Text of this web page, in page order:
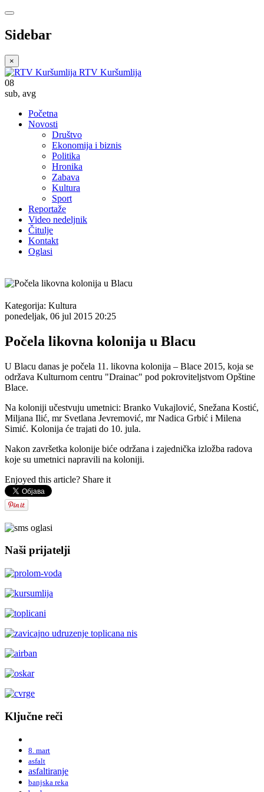
Sidebar
×
RTV Kuršumlija
08
sub, avg
Početna
Novosti
Društvo
Ekonomija i biznis
Politika
Hronika
Zabava
Kultura
Sport
Reportaže
Video nedeljnik
Čitulje
Kontakt
Oglasi
Kategorija: Kultura
ponedeljak, 06 jul 2015 20:25
Počela likovna kolonija u Blacu
U Blacu danas je počela 11. likovna kolonija – Blace 2015, koja se
održava Kulturnom centru "Drainac" pod pokroviteljstvom Opštine
Blace.
Na koloniji učestvuju umetnici: Branko Vukajlović, Snežana Kostić,
Miljana Ilić, mr Svetlana Jevremović, mr Nadica Grbić i Milena
Simić. Kolonija će trajati do 10. jula.
Nakon završetka kolonije biće održana i zajednička izložba radova
koje su umetnici napravili na koloniji.
Enjoyed this article? Share it
Naši prijatelji
Ključne reči
8. mart
asfalt
asfaltiranje
banjska reka